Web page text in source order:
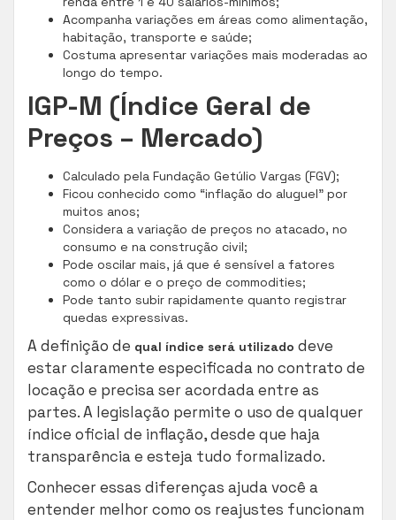
Acompanha variações em áreas como alimentação,
habitação, transporte e saúde;
Costuma apresentar variações mais moderadas ao
longo do tempo.
IGP-M (Índice Geral de
Preços – Mercado)
Calculado pela Fundação Getúlio Vargas (FGV);
Ficou conhecido como “inflação do aluguel” por
muitos anos;
Considera a variação de preços no atacado, no
consumo e na construção civil;
Pode oscilar mais, já que é sensível a fatores
como o dólar e o preço de commodities;
Pode tanto subir rapidamente quanto registrar
quedas expressivas.
A definição de qual índice será utilizado deve
estar claramente especificada no contrato de
locação e precisa ser acordada entre as
partes. A legislação permite o uso de qualquer
índice oficial de inflação, desde que haja
transparência e esteja tudo formalizado.
Conhecer essas diferenças ajuda você a
entender melhor como os reajustes funcionam